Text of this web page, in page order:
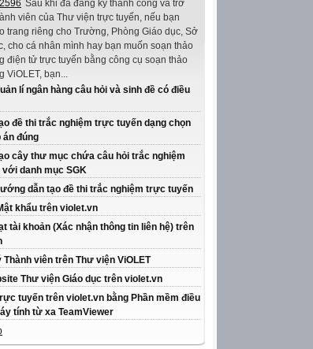
Sau khi đã đăng ký thành công và trở
viên của Thư viện trực tuyến, nếu bạn
trang riêng cho Trường, Phòng Giáo dục, Sở
cho cá nhân mình hay bạn muốn soạn thảo
điện tử trực tuyến bằng công cụ soạn thảo
ViOLET, bạn...
lí ngân hàng câu hỏi và sinh đề có điều
đề thi trắc nghiệm trực tuyến dạng chọn
án đúng
cây thư mục chứa câu hỏi trắc nghiệm
với danh mục SGK
dẫn tạo đề thi trắc nghiệm trực tuyến
khẩu trên violet.vn
tài khoản (Xác nhận thông tin liên hệ) trên
viên trên Thư viện ViOLET
Thư viện Giáo dục trên violet.vn
tuyến trên violet.vn bằng Phần mềm điều
tính từ xa TeamViewer